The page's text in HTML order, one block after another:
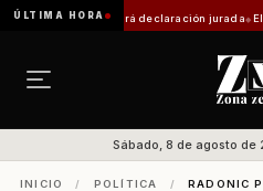
ÚLTIMA HORA
requerirá declaración jurada El resto de
Sábado, 8 de agosto de
INICIO / POLÍTICA /
RADONIC